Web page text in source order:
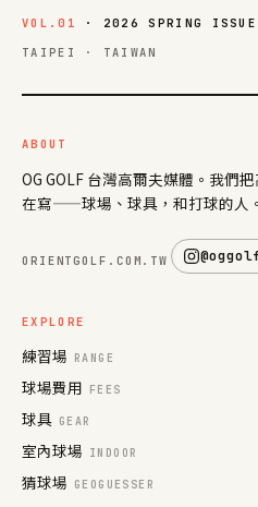
VOL.01
· 2026 SPRING ISSUE
TAIPEI · TAIWAN
ABOUT
OG GOLF 台灣高爾夫媒體。我們
在寫——球場、球具，和打球的人。
ORIENTGOLF.COM.TW
EXPLORE
練習場 RANGE
球場費用 FEES
球具 GEAR
室內球場 INDOOR
猜球場 GEOGUESSER